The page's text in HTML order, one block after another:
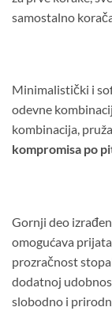
samostalno
Minimalistički i
odevne
kombinacija,
kompromisa po
Gornji deo
omogućava
prozračnost
dodatnoj
slobodno i